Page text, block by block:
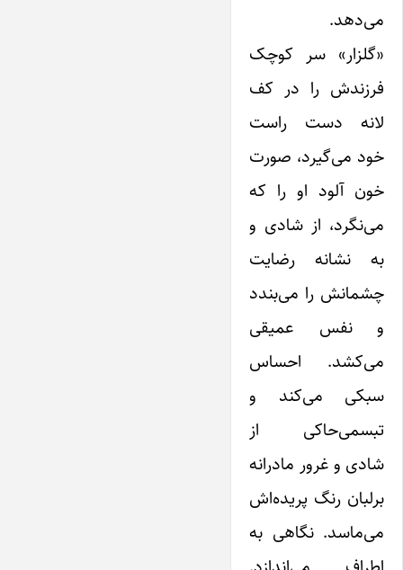
می‌دهد.
«گلزار» سر کوچک
فرزندش را در کف
لانه دست راست
خود می‌گیرد، صورت
خون آلود او را که
می‌نگرد، از شادی و
به نشانه رضایت
چشمانش را می‌بندد
و نفس عمیقی
می‌کشد. احساس
سبکی می‌کند و
تبسمی‌حاکی از
شادی و غرور مادرانه
برلبان رنگ پریده‌اش
می‌ماسد. نگاهی به